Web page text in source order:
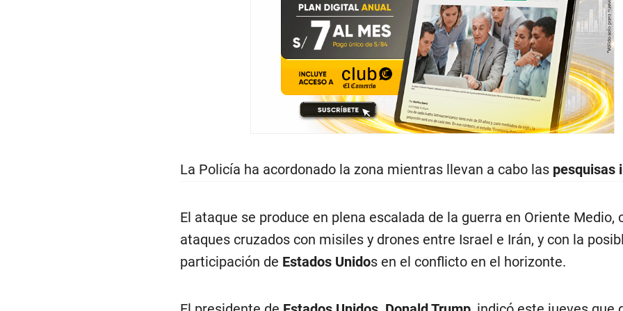
La Policía ha acordonado la zona mientras llevan a cabo las pesquisas
El ataque se produce en plena escalada de la guerra en Oriente Medio,
ataques cruzados con misiles y drones entre Israel e Irán, y con la
participación de Estados Unidos en el conflicto en el horizonte.